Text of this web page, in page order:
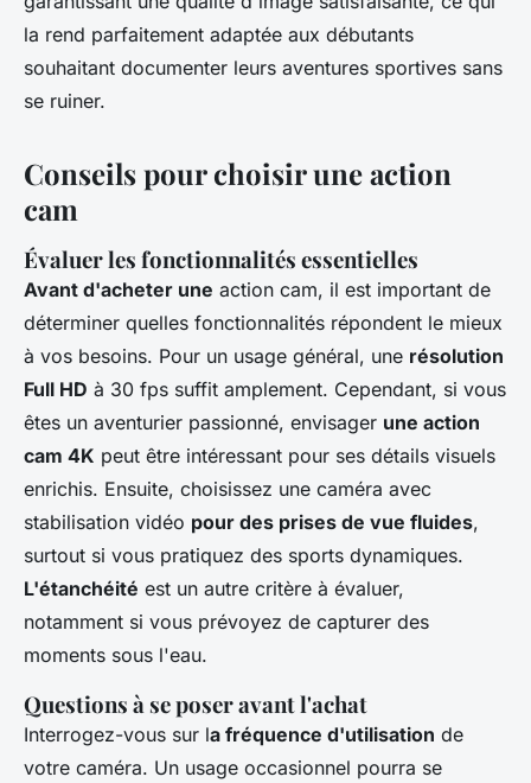
la rend parfaitement adaptée aux débutants
souhaitant documenter leurs aventures sportives sans
se ruiner.
Conseils pour choisir une action
cam
Évaluer les fonctionnalités essentielles
Avant d'acheter une action cam, il est important de
déterminer quelles fonctionnalités répondent le mieux
à vos besoins. Pour un usage général, une résolution
Full HD à 30 fps suffit amplement. Cependant, si vous
êtes un aventurier passionné, envisager une action
cam 4K peut être intéressant pour ses détails visuels
enrichis. Ensuite, choisissez une caméra avec
stabilisation vidéo pour des prises de vue fluides,
surtout si vous pratiquez des sports dynamiques.
L'étanchéité est un autre critère à évaluer,
notamment si vous prévoyez de capturer des
moments sous l'eau.
Questions à se poser avant l'achat
Interrogez-vous sur la fréquence d'utilisation de
votre caméra. Un usage occasionnel pourra se